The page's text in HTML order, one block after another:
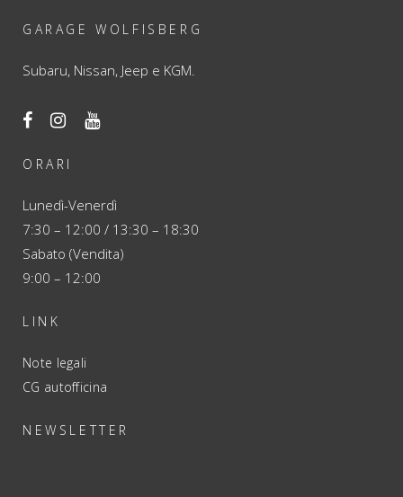
GARAGE WOLFISBERG
Subaru, Nissan, Jeep e KGM.
ORARI
Lunedì-Venerdì
7:30 – 12:00 / 13:30 – 18:30
Sabato (Vendita)
9:00 – 12:00
LINK
Note legali
CG autofficina
NEWSLETTER